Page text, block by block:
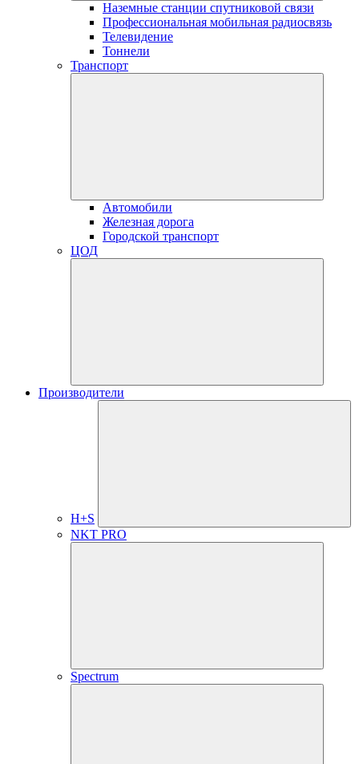
Наземные станции спутниковой связи
Профессиональная мобильная радиосвязь
Телевидение
Тоннели
Транспорт
Автомобили
Железная дорога
Городской транспорт
ЦОД
Производители
H+S
NKT PRO
Spectrum